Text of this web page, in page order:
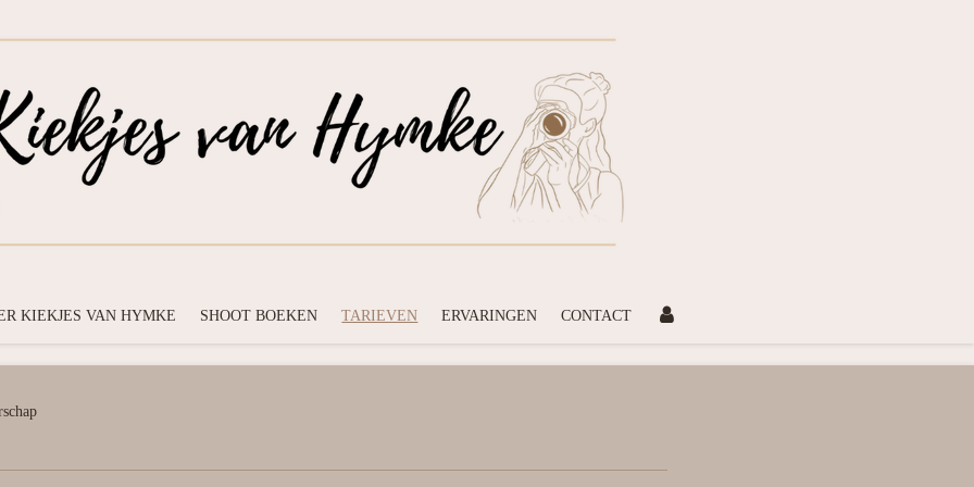
KIEKJES VAN HYMKE SHOOT BOEKEN TARIEVEN ERVARINGEN CONTACT